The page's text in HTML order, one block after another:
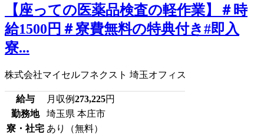
【座っての医薬品検査の軽作業】＃時
給1500円＃寮費無料の特典付き#即入
寮...
株式会社マイセルフネクスト 埼玉オフィス
給与 月収例273,225円
勤務地
埼玉県 本庄市
寮・社宅 あり（無料）